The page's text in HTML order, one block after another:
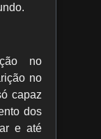
no
no
capaz
dos
e até